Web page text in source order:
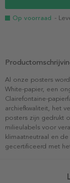
Op voorraad -
Al onze posters
White-papier, een
Clairefontaine-
archiefkwaliteit, het
posters zijn gedrukt
milieulabels voor
klimaatneutraal en
gecertificeerd met